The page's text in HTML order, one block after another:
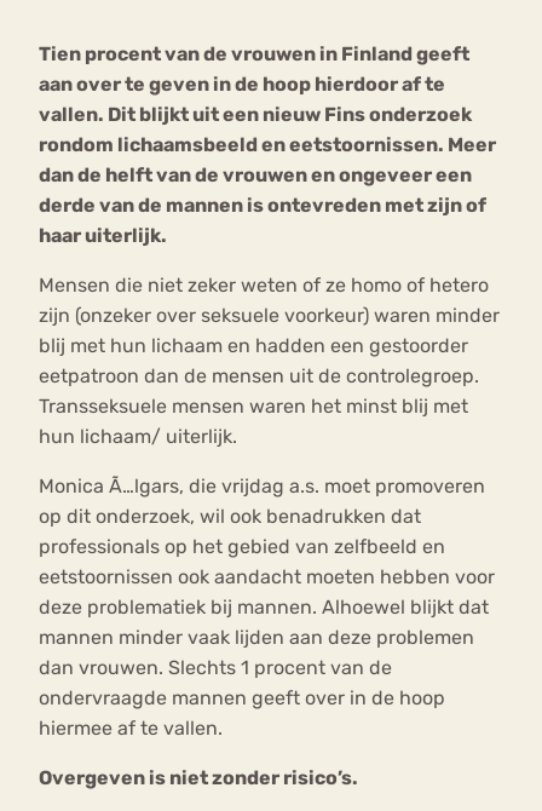
Tien procent van de vrouwen in Finland geeft
aan over te geven in de hoop hierdoor af te
vallen. Dit blijkt uit een nieuw Fins onderzoek
rondom lichaamsbeeld en eetstoornissen. Meer
dan de helft van de vrouwen en ongeveer een
derde van de mannen is ontevreden met zijn of
haar uiterlijk.
Mensen die niet zeker weten of ze homo of hetero
zijn (onzeker over seksuele voorkeur) waren minder
blij met hun lichaam en hadden een gestoorder
eetpatroon dan de mensen uit de controlegroep.
Transseksuele mensen waren het minst blij met
hun lichaam/ uiterlijk.
Monica Ã…lgars, die vrijdag a.s. moet promoveren
op dit onderzoek, wil ook benadrukken dat
professionals op het gebied van zelfbeeld en
eetstoornissen ook aandacht moeten hebben voor
deze problematiek bij mannen. Alhoewel blijkt dat
mannen minder vaak lijden aan deze problemen
dan vrouwen. Slechts 1 procent van de
ondervraagde mannen geeft over in de hoop
hiermee af te vallen.
Overgeven is niet zonder risico’s.
Chat
Forum
mia
Nerv
osa
Eetstoornis Anorexia Nervosa
Eetbuien Piekeren Sport
Trauma
Orthorexia
Afvallen Angst